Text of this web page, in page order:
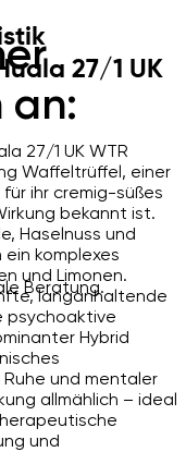
27/1 UK
27/1 UK WTR
Waffeltrüffel, einer
ihr cremig-süßes
bekannt ist.
Haselnuss und
komplexes
und Limonen.
langanhaltende
psychoaktive
Hybrid
und mentaler
allmählich – ideal
und
an:
Beratung.